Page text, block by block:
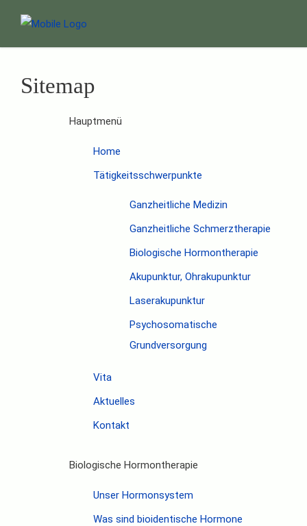
Sitemap
Hauptmenü
Home
Tätigkeitsschwerpunkte
Ganzheitliche Medizin
Ganzheitliche Schmerztherapie
Biologische Hormontherapie
Akupunktur, Ohrakupunktur
Laserakupunktur
Psychosomatische
Grundversorgung
Vita
Aktuelles
Kontakt
Biologische Hormontherapie
Unser Hormonsystem
Was sind bioidentische Hormone